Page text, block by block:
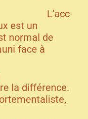
L’acc
est un
normal de
face à
la différence.